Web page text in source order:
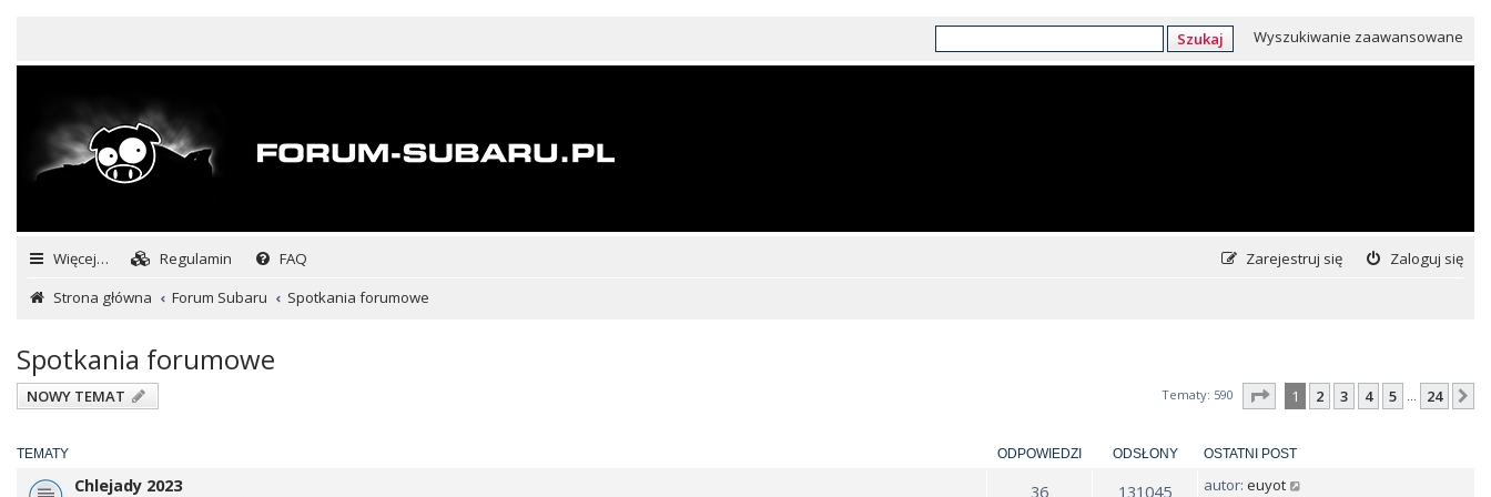
Szukaj Wyszukiwanie zaawansowane
Więcej… Regulamin FAQ Zaloguj się
Zarejestruj się
Strona główna
Forum Subaru Spotkania forumowe
Spotkania forumowe
NOWY TEMAT Tematy: 590 Strona1 z24
1 2 3 4 5 … 24
TEMATY ODPOWIEDZI ODSŁONY OSTATNI POST
Chlejady 2023 36 131045 autor: euyot